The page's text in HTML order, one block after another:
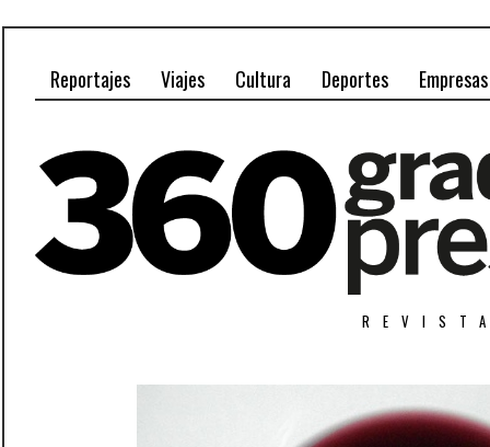
Reportajes Viajes Cultura Deportes Empresas